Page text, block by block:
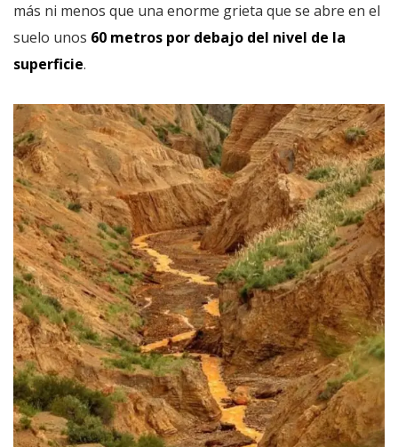
más ni menos que una enorme grieta que se abre en el
suelo unos 60 metros por debajo del nivel de la
superficie.